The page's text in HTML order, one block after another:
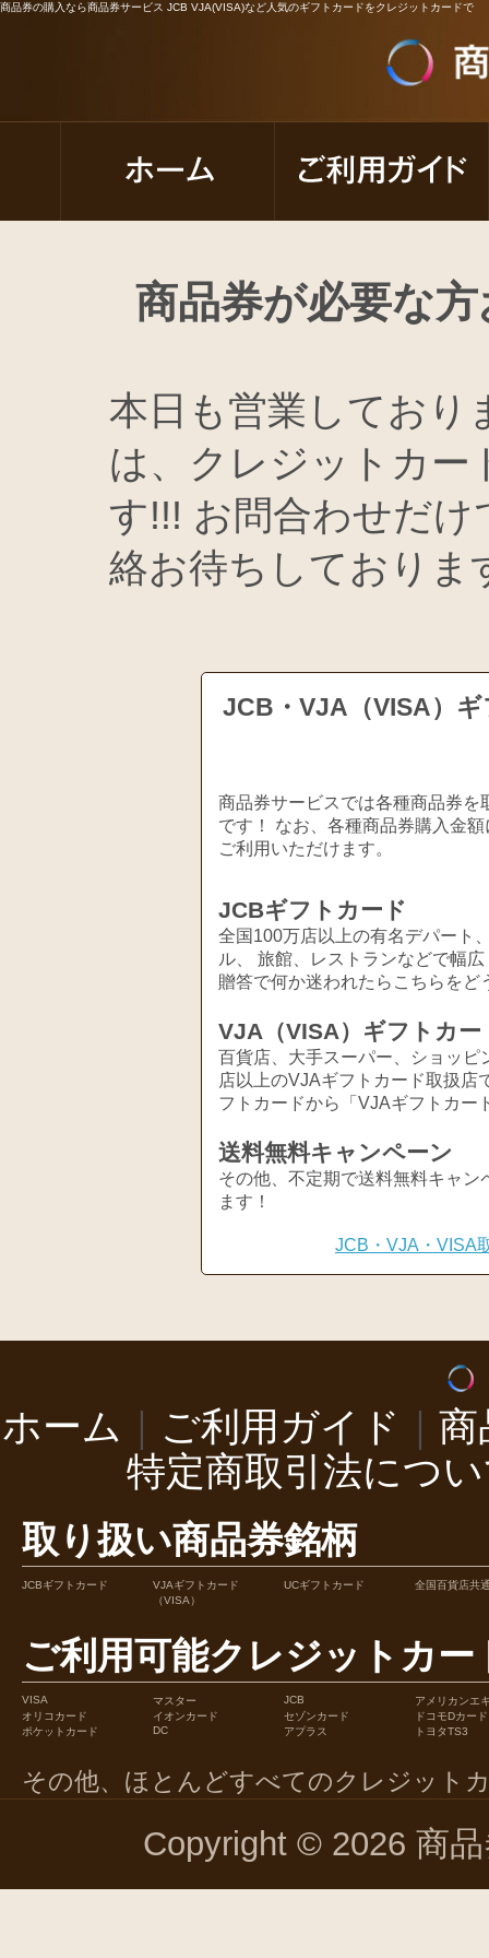
商品券の購入なら商品券サービス JCB VJA(VISA)など人気のギフトカードをクレジットカードで
商品券が必要な
本日も営業しており
は、クレジットカー
す!!! お問合わせだ
絡お待ちしており
JCB・VJA（VISA）
商品券サービスでは各種商品券
です！ なお、各種商品券購入金
ご利用いただけます。
JCBギフトカード
全国100万店以上の有名デパート
ル、 旅館、レストランなどで幅
贈答で何か迷われたらこちらをど
VJA（VISA）ギフトカー
百貨店、大手スーパー、ショッ
店以上のVJAギフトカード取扱店
フトカードから「VJAギフトカー
送料無料キャンペーン
その他、不定期で送料無料キャ
ます！
JCB・VJA・VISA
ホーム ご利用ガイド
商
特定商取引法につ
取り扱い商品券銘柄
JCBギフトカード
VJAギフトカード
（VISA）
UCギフトカード 全国百貨店共
ご利用可能クレジットカー
VISA マスター JCB
アメリカンエ
オリコカード
イオンカード セゾンカード
ドコモDカード
ポケットカード
DC アプラス トヨタTS3
その他、ほとんどすべてのクレジット
Copyright © 2026 商